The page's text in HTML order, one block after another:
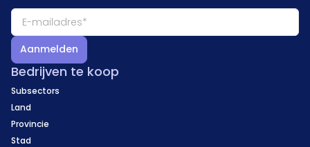
Aanmelden
Bedrijven te koop
Subsectors
Land
Provincie
Stad